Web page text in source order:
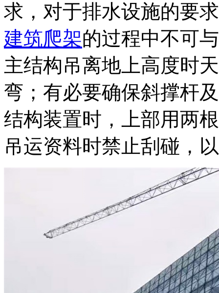
求，对于排水设施的要
建筑爬架的过程中不可
主结构吊离地上高度时
弯；有必要确保斜撑杆
结构装置时，上部用两
吊运资料时禁止刮碰，